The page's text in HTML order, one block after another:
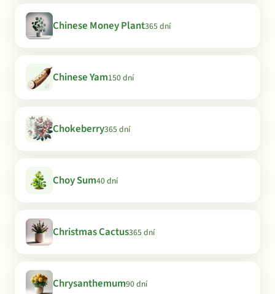
Chinese Money Plant365 dní
Chinese Yam150 dní
Chokeberry365 dní
Choy Sum40 dní
Christmas Cactus365 dní
Chrysanthemum90 dní